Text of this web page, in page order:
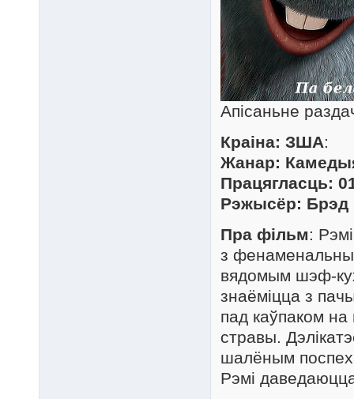
Апісаньне
Краіна: ЗША:
Жанар:
Працягласць:
Рэжысёр: Брэд
Пра фільм:
з
вядомым шэф-
знаёміцца з
пад каўпаком
стравы.
шалёным
Рэмі